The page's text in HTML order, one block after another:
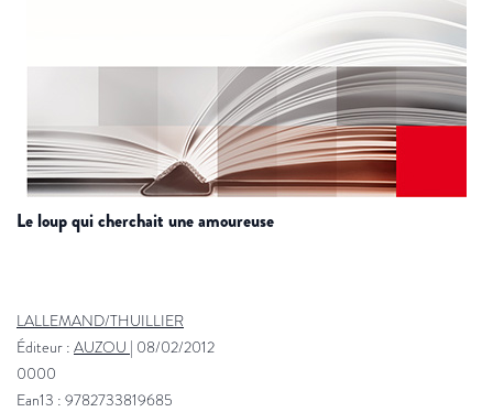
le loup qui cherchait une amoureuse
LALLEMAND/THUILLIER
Éditeur : AUZOU | 08/02/2012
0000
Ean13 : 9782733819685